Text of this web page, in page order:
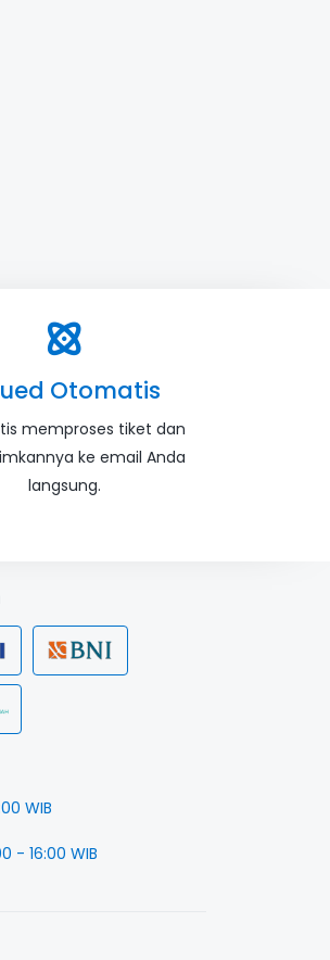
Otomatis
memproses tiket dan
ke email Anda
langsung.
WIB
- 16:00 WIB